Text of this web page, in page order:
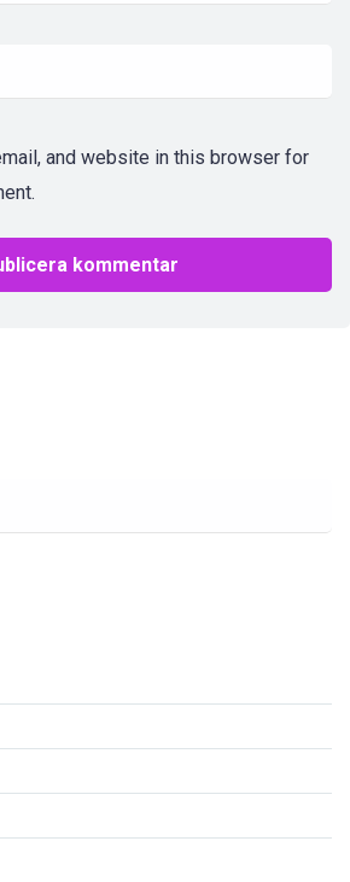
and website in this browser for